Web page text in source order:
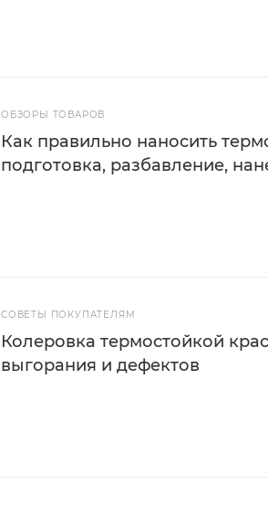
ОБЗОРЫ ТОВАРОВ
Как правильно наносить
подготовка, разбавление,
СОВЕТЫ ПОКУПАТЕЛЯМ
Колеровка термостойкой
выгорания и дефектов